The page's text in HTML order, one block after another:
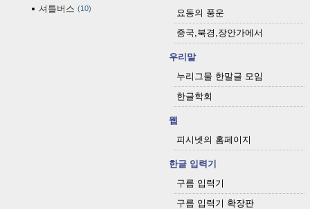
셔틀버스 10
요동의 풍운
중국,북경,장안가에서
우리말
누리그물 한말글 모임
한글학회
웹
피시넷의 홈페이지
한글 입력기
구름 입력기
구름 입력기 확장판